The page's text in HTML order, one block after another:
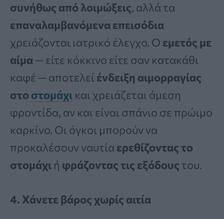
συνήθως από λοιμώξεις, αλλά τα
επαναλαμβανόμενα επεισόδια
χρειάζονται ιατρικό έλεγχο. Ο εμετός με
αίμα — είτε κόκκινο είτε σαν κατακάθι
καφέ — αποτελεί ένδειξη αιμορραγίας
στο στομάχι και χρειάζεται άμεση
φροντίδα, αν και είναι σπάνιο σε πρώιμο
καρκίνο. Οι όγκοι μπορούν να
προκαλέσουν ναυτία ερεθίζοντας το
στομάχι ή φράζοντας τις εξόδους του.
4. Χάνετε βάρος χωρίς αιτία